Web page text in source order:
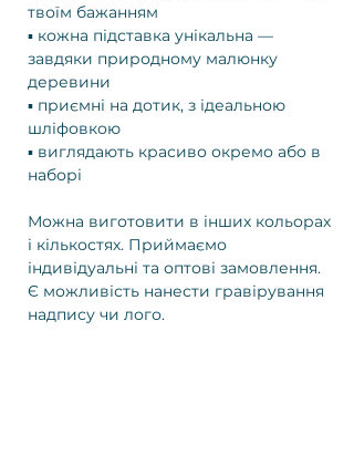
твоїм бажанням
▪️ кожна підставка унікальна —
завдяки природному малюнку
деревини
▪️ приємні на дотик, з ідеальною
шліфовкою
▪️ виглядають красиво окремо або в
наборі
Можна виготовити в інших кольорах
і кількостях. Приймаємо
індивідуальні та оптові замовлення.
Є можливість нанести гравірування
надпису чи лого.